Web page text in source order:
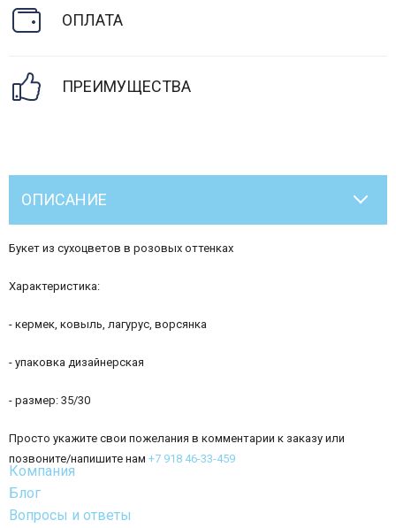
ОПЛАТА
ПРЕИМУЩЕСТВА
ОПИСАНИЕ
Букет из сухоцветов в розовых оттенках
Характеристика:
- кермек, ковыль, лагурус, ворсянка
- упаковка дизайнерская
- размер: 35/30
Просто укажите свои пожелания в комментарии к заказу или
позвоните/напишите нам +7 918 46-33-459
Компания
Блог
Вопросы и ответы